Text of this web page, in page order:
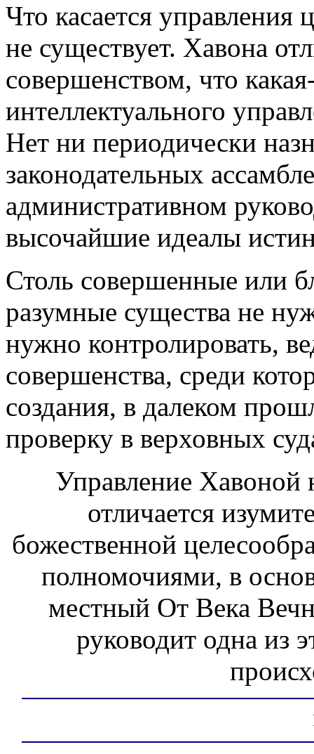
Что касается управления
не существует. Хавона
совершенством, что
интеллектуального
Нет ни периодически
законодательных
административном
высочайшие идеалы
Столь совершенные или
разумные существа не
нужно контролировать,
совершенства, среди
создания, в далеком
проверку в верховных
Управление Хавоной
отличается
божественной
полномочиями, в
местный От Века
руководит одна из